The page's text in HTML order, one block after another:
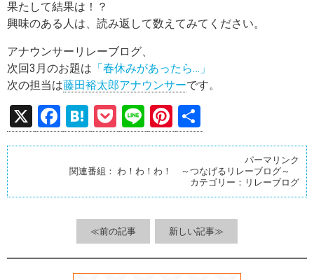
果たして結果は！？
興味のある人は、読み返して数えてみてください。
アナウンサーリレーブログ、
次回3月のお題は 「春休みがあったら…」
次の担当は藤田裕太郎アナウンサーです。
X
F
a
ce
b
o
k
H
at
e
n
a
P
o
ck
et
Li
n
e
Pi
nt
es
t
有
パーマリンク
関連番組： わ！わ！わ！ ～つなげるリレーブログ～
カテゴリー： リレーブログ
≪前の記事 新しい記事≫